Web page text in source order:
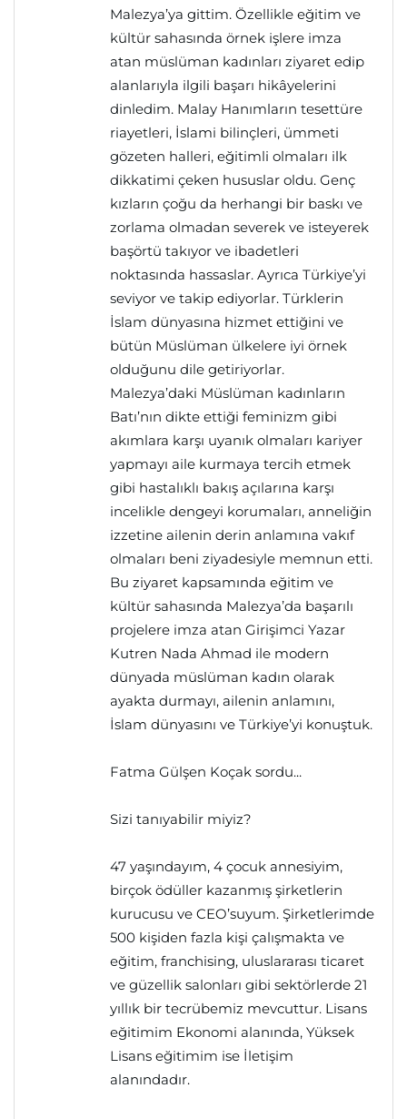
Malezya’ya gittim. Özellikle eğitim ve
kültür sahasında örnek işlere imza
atan müslüman kadınları ziyaret edip
alanlarıyla ilgili başarı hikâyelerini
dinledim. Malay Hanımların tesettüre
riayetleri, İslami bilinçleri, ümmeti
gözeten halleri, eğitimli olmaları ilk
dikkatimi çeken hususlar oldu. Genç
kızların çoğu da herhangi bir baskı ve
zorlama olmadan severek ve isteyerek
başörtü takıyor ve ibadetleri
noktasında hassaslar. Ayrıca Türkiye’yi
seviyor ve takip ediyorlar. Türklerin
İslam dünyasına hizmet ettiğini ve
bütün Müslüman ülkelere iyi örnek
olduğunu dile getiriyorlar.
Malezya’daki Müslüman kadınların
Batı’nın dikte ettiği feminizm gibi
akımlara karşı uyanık olmaları kariyer
yapmayı aile kurmaya tercih etmek
gibi hastalıklı bakış açılarına karşı
incelikle dengeyi korumaları, anneliğin
izzetine ailenin derin anlamına vakıf
olmaları beni ziyadesiyle memnun etti.
Bu ziyaret kapsamında eğitim ve
kültür sahasında Malezya’da başarılı
projelere imza atan Girişimci Yazar
Kutren Nada Ahmad ile modern
dünyada müslüman kadın olarak
ayakta durmayı, ailenin anlamını,
İslam dünyasını ve Türkiye’yi konuştuk.
Fatma Gülşen Koçak sordu...
Sizi tanıyabilir miyiz?
47 yaşındayım, 4 çocuk annesiyim,
birçok ödüller kazanmış şirketlerin
kurucusu ve CEO’suyum. Şirketlerimde
500 kişiden fazla kişi çalışmakta ve
eğitim, franchising, uluslararası ticaret
ve güzellik salonları gibi sektörlerde 21
yıllık bir tecrübemiz mevcuttur. Lisans
eğitimim Ekonomi alanında, Yüksek
Lisans eğitimim ise İletişim
alanındadır.